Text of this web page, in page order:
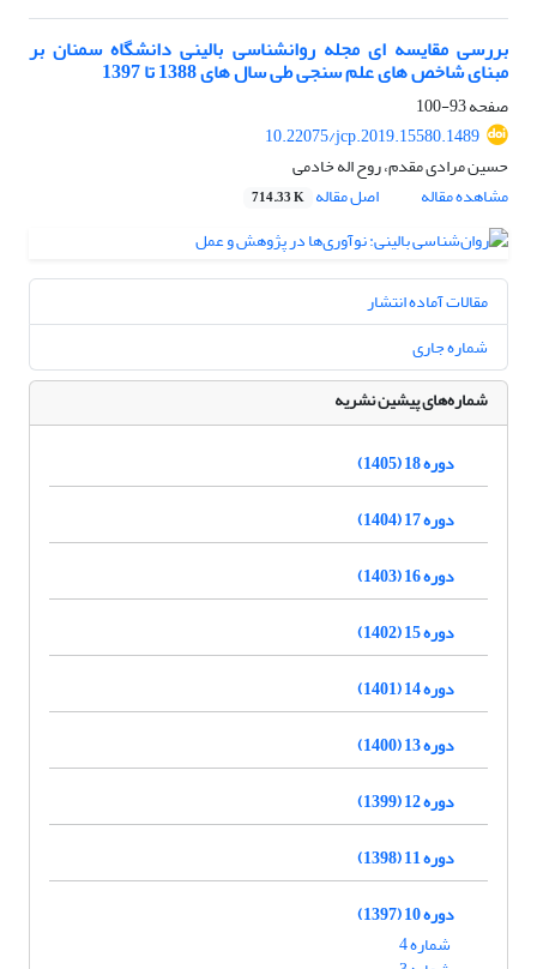
بررسی مقایسه ای مجله روانشناسی بالینی دانشگاه سمنان بر
مبنای شاخص های علم سنجی طی سال های 1388 تا 1397
صفحه93-100
10.22075/jcp.2019.15580.1489
حسین مرادی مقدم، روح اله خادمی
مشاهده مقاله
اصل مقاله 714.33 K
مقالات آماده انتشار
شماره جاری
شماره‌های پیشین نشریه
دوره 18 (1405)
دوره 17 (1404)
دوره 16 (1403)
دوره 15 (1402)
دوره 14 (1401)
دوره 13 (1400)
دوره 12 (1399)
دوره 11 (1398)
دوره 10 (1397)
شماره 4